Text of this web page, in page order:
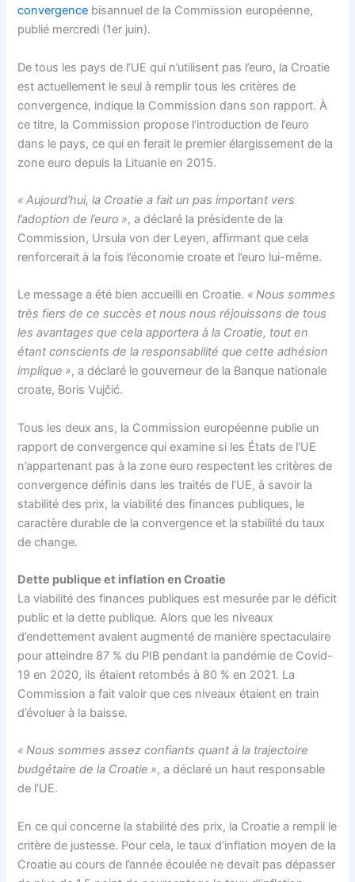
convergence bisannuel de la Commission européenne,
publié mercredi (1er juin).
De tous les pays de l’UE qui n’utilisent pas l’euro, la Croatie
est actuellement le seul à remplir tous les critères de
convergence, indique la Commission dans son rapport. À
ce titre, la Commission propose l’introduction de l’euro
dans le pays, ce qui en ferait le premier élargissement de la
zone euro depuis la Lituanie en 2015.
« Aujourd’hui, la Croatie a fait un pas important vers
l’adoption de l’euro », a déclaré la présidente de la
Commission, Ursula von der Leyen, affirmant que cela
renforcerait à la fois l’économie croate et l’euro lui-même.
Le message a été bien accueilli en Croatie. « Nous sommes
très fiers de ce succès et nous nous réjouissons de tous
les avantages que cela apportera à la Croatie, tout en
étant conscients de la responsabilité que cette adhésion
implique », a déclaré le gouverneur de la Banque nationale
croate, Boris Vujčić.
Tous les deux ans, la Commission européenne publie un
rapport de convergence qui examine si les États de l’UE
n’appartenant pas à la zone euro respectent les critères de
convergence définis dans les traités de l’UE, à savoir la
stabilité des prix, la viabilité des finances publiques, le
caractère durable de la convergence et la stabilité du taux
de change.
Dette publique et inflation en Croatie
La viabilité des finances publiques est mesurée par le déficit
public et la dette publique. Alors que les niveaux
d’endettement avaient augmenté de manière spectaculaire
pour atteindre 87 % du PIB pendant la pandémie de Covid-
19 en 2020, ils étaient retombés à 80 % en 2021. La
Commission a fait valoir que ces niveaux étaient en train
d’évoluer à la baisse.
« Nous sommes assez confiants quant à la trajectoire
budgétaire de la Croatie », a déclaré un haut responsable
de l’UE.
En ce qui concerne la stabilité des prix, la Croatie a rempli le
critère de justesse. Pour cela, le taux d’inflation moyen de la
Croatie au cours de l’année écoulée ne devait pas dépasser